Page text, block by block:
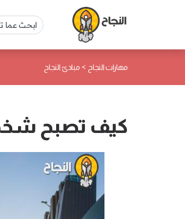
مهارات النجاح > مبادئ النجاح
كيف تصبح